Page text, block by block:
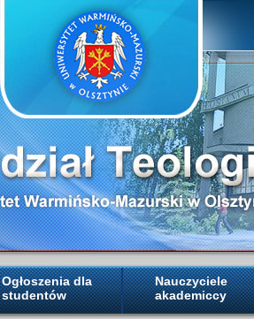
Ogłoszenia dla
studentów
Nauczyciele
akademiccy